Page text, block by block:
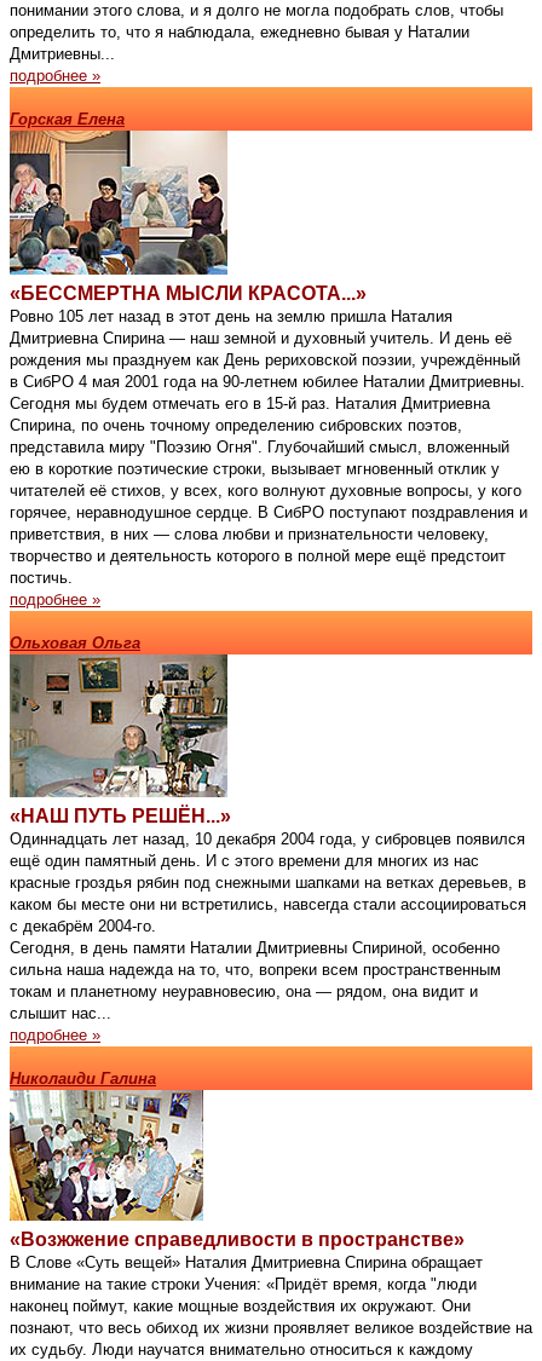
понимании этого слова, и я долго не могла подобрать слов, чтобы
определить то, что я наблюдала, ежедневно бывая у Наталии
Дмитриевны...
подробнее »
Горская Елена
«БЕССМЕРТНА МЫСЛИ КРАСОТА...»
Ровно 105 лет назад в этот день на землю пришла Наталия
Дмитриевна Спирина — наш земной и духовный учитель. И день её
рождения мы празднуем как День рериховской поэзии, учреждённый
в СибРО 4 мая 2001 года на 90-летнем юбилее Наталии Дмитриевны.
Сегодня мы будем отмечать его в 15-й раз. Наталия Дмитриевна
Спирина, по очень точному определению сибровских поэтов,
представила миру "Поэзию Огня". Глубочайший смысл, вложенный
ею в короткие поэтические строки, вызывает мгновенный отклик у
читателей её стихов, у всех, кого волнуют духовные вопросы, у кого
горячее, неравнодушное сердце. В СибРО поступают поздравления и
приветствия, в них — слова любви и признательности человеку,
творчество и деятельность которого в полной мере ещё предстоит
постичь.
подробнее »
Ольховая Ольга
«НАШ ПУТЬ РЕШЁН...»
Одиннадцать лет назад, 10 декабря 2004 года, у сибровцев появился
ещё один памятный день. И с этого времени для многих из нас
красные гроздья рябин под снежными шапками на ветках деревьев, в
каком бы месте они ни встретились, навсегда стали ассоциироваться
с декабрём 2004-го.
Сегодня, в день памяти Наталии Дмитриевны Спириной, особенно
сильна наша надежда на то, что, вопреки всем пространственным
токам и планетному неуравновесию, она — рядом, она видит и
слышит нас...
подробнее »
Николаиди Галина
«Возжжение справедливости в пространстве»
В Слове «Суть вещей» Наталия Дмитриевна Спирина обращает
внимание на такие строки Учения: «Придёт время, когда "люди
наконец поймут, какие мощные воздействия их окружают. Они
познают, что весь обиход их жизни проявляет великое воздействие на
их судьбу. Люди научатся внимательно относиться к каждому